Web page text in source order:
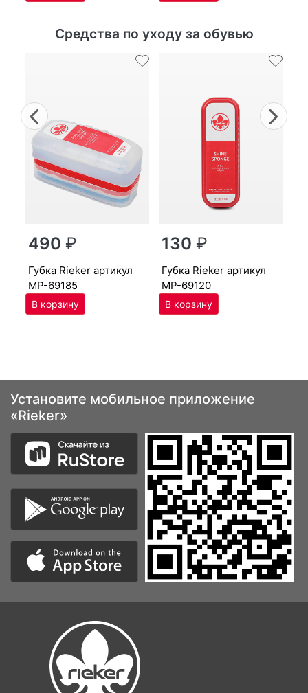
Средства по уходу за обувью
Previous
490₽
губ­ка Ri­eker артикул
MP-69185
130₽
губ­ка Ri­eker артикул
MP-69120
Установите мобильное приложение
«Rieker»